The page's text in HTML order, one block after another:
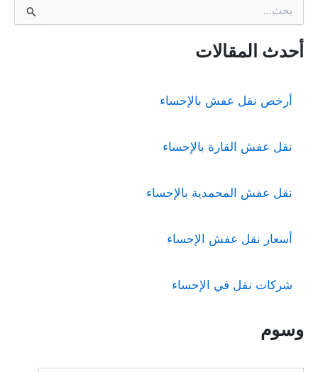
ح
ثأحدث المقالات
أرخص نقل عفش بالإحساء
نقل عفش القارة بالإحساء
نقل عفش المحمدية بالإحساء
أسعار نقل عفش الإحساء
شركات نقل في الإحساء
وسوم